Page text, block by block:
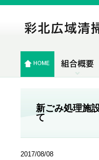
新ごみ処理施
て
2017/08/08